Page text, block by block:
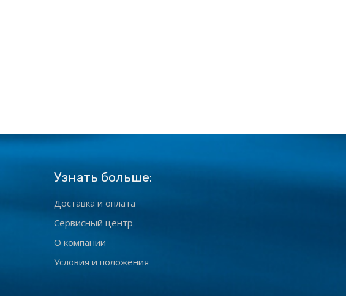
Узнать больше:
Доставка и оплата
Сервисный центр
О компании
Условия и положения